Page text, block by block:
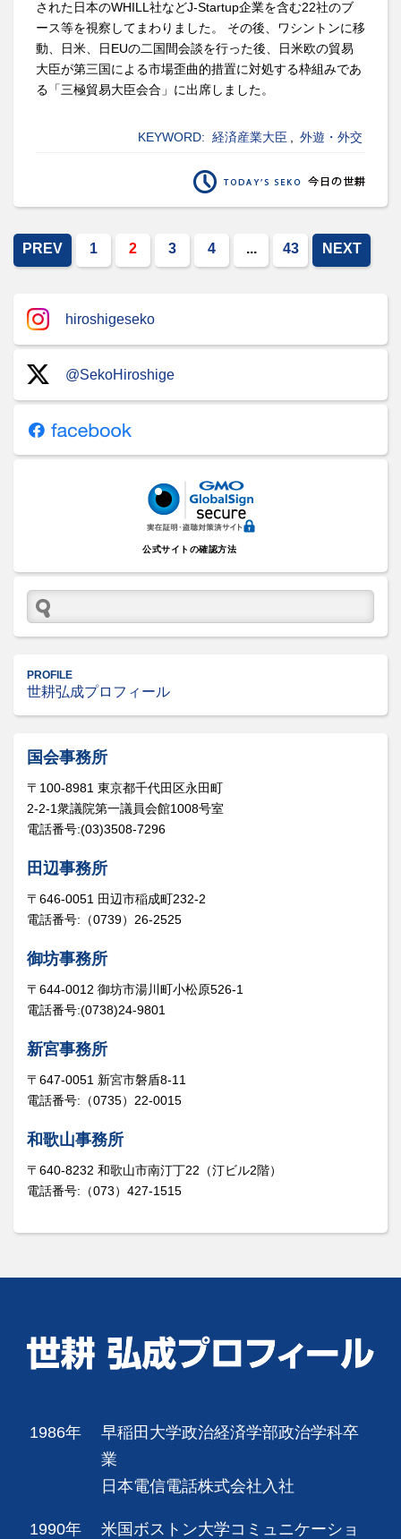
された日本のWHILL社などJ-Startup企業を含む22社のブ
ース等を視察してまわりました。 その後、ワシントンに移
動、日米、日EUの二国間会談を行った後、日米欧の貿易
大臣が第三国による市場歪曲的措置に対処する枠組みであ
る「三極貿易大臣会合」に出席しました。
KEYWORD: 経済産業大臣 外遊・外交
PREV 1 2 3 4 ... 43 NEXT
hiroshigeseko
@SekoHiroshige
公式サイトの確認方法
PROFILE
世耕弘成プロフィール
国会事務所
〒100-8981 東京都千代田区永田町
2-2-1衆議院第一議員会館1008号室
電話番号:(03)3508-7296
田辺事務所
〒646-0051 田辺市稲成町232-2
電話番号:（0739）26-2525
御坊事務所
〒644-0012 御坊市湯川町小松原526-1
電話番号:(0738)24-9801
新宮事務所
〒647-0051 新宮市磐盾8-11
電話番号:（0735）22-0015
和歌山事務所
〒640-8232 和歌山市南汀丁22（汀ビル2階）
電話番号:（073）427-1515
1986年
早稲田大学政治経済学部政治学科卒
業
日本電信電話株式会社入社
1990年
米国ボストン大学コミュニケーショ